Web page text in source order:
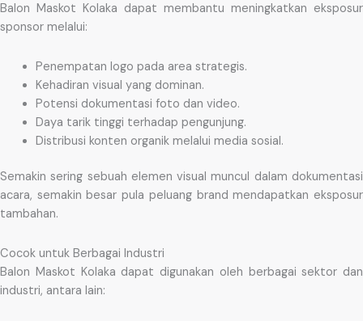
Balon Maskot Kolaka dapat membantu meningkatkan eksposur
sponsor melalui:
Penempatan logo pada area strategis.
Kehadiran visual yang dominan.
Potensi dokumentasi foto dan video.
Daya tarik tinggi terhadap pengunjung.
Distribusi konten organik melalui media sosial.
Semakin sering sebuah elemen visual muncul dalam dokumentasi
acara, semakin besar pula peluang brand mendapatkan eksposur
tambahan.
Cocok untuk Berbagai Industri
Balon Maskot Kolaka dapat digunakan oleh berbagai sektor dan
industri, antara lain: